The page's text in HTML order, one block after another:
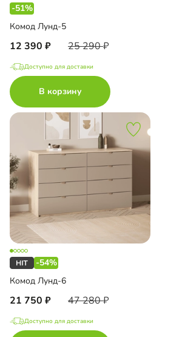
-51%
Комод Лунд-5
12 390 25 290
Доступно для доставки
В корзину
-54%
Комод Лунд-6
21 750 47 280
Доступно для доставки